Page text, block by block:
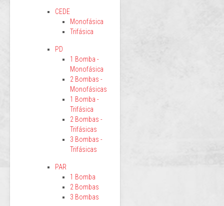
CEDE
Monofásica
Trifásica
PD
1 Bomba -
Monofásica
2 Bombas -
Monofásicas
1 Bomba -
Trifásica
2 Bombas -
Trifásicas
3 Bombas -
Trifásicas
PAR
1 Bomba
2 Bombas
3 Bombas